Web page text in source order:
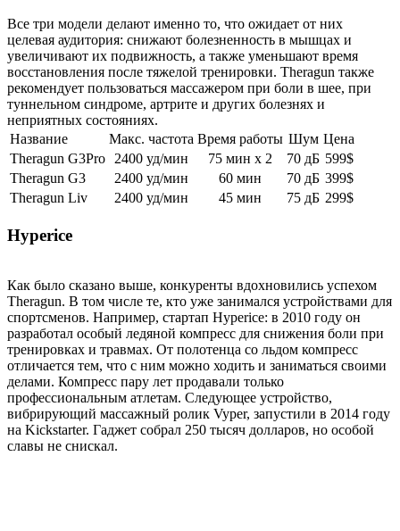
Все три модели делают именно то, что ожидает от них
целевая аудитория: снижают болезненность в мышцах и
увеличивают их подвижность, а также уменьшают время
восстановления после тяжелой тренировки. Theragun также
рекомендует пользоваться массажером при боли в шее, при
туннельном синдроме, артрите и других болезнях и
неприятных состояниях.
Название
Макс. частота Время работы Шум Цена
Theragun G3Pro
2400 уд/мин 75 мин x 2 70 дБ 599$
Theragun G3
2400 уд/мин 60 мин 70 дБ 399$
Theragun Liv
2400 уд/мин 45 мин 75 дБ 299$
Hyperice
Как было сказано выше, конкуренты вдохновились успехом
Theragun. В том числе те, кто уже занимался устройствами для
спортсменов. Например, стартап Hyperice: в 2010 году он
разработал особый ледяной компресс для снижения боли при
тренировках и травмах. От полотенца со льдом компресс
отличается тем, что с ним можно ходить и заниматься своими
делами. Компресс пару лет продавали только
профессиональным атлетам. Следующее устройство,
вибрирующий массажный ролик Vyper, запустили в 2014 году
на Kickstarter. Гаджет собрал 250 тысяч долларов, но особой
славы не снискал.